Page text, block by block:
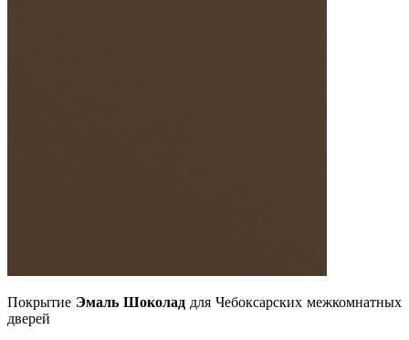
Покрытие Эмаль Шоколад для Чебоксарских межкомнатных
дверей